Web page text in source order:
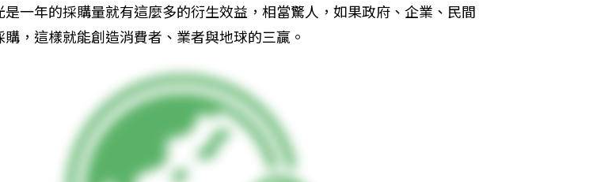
一年的採購量就有這麼多的衍生效益，相當驚人，如果政府、企業、民間
，這樣就能創造消費者、業者與地球的三贏。